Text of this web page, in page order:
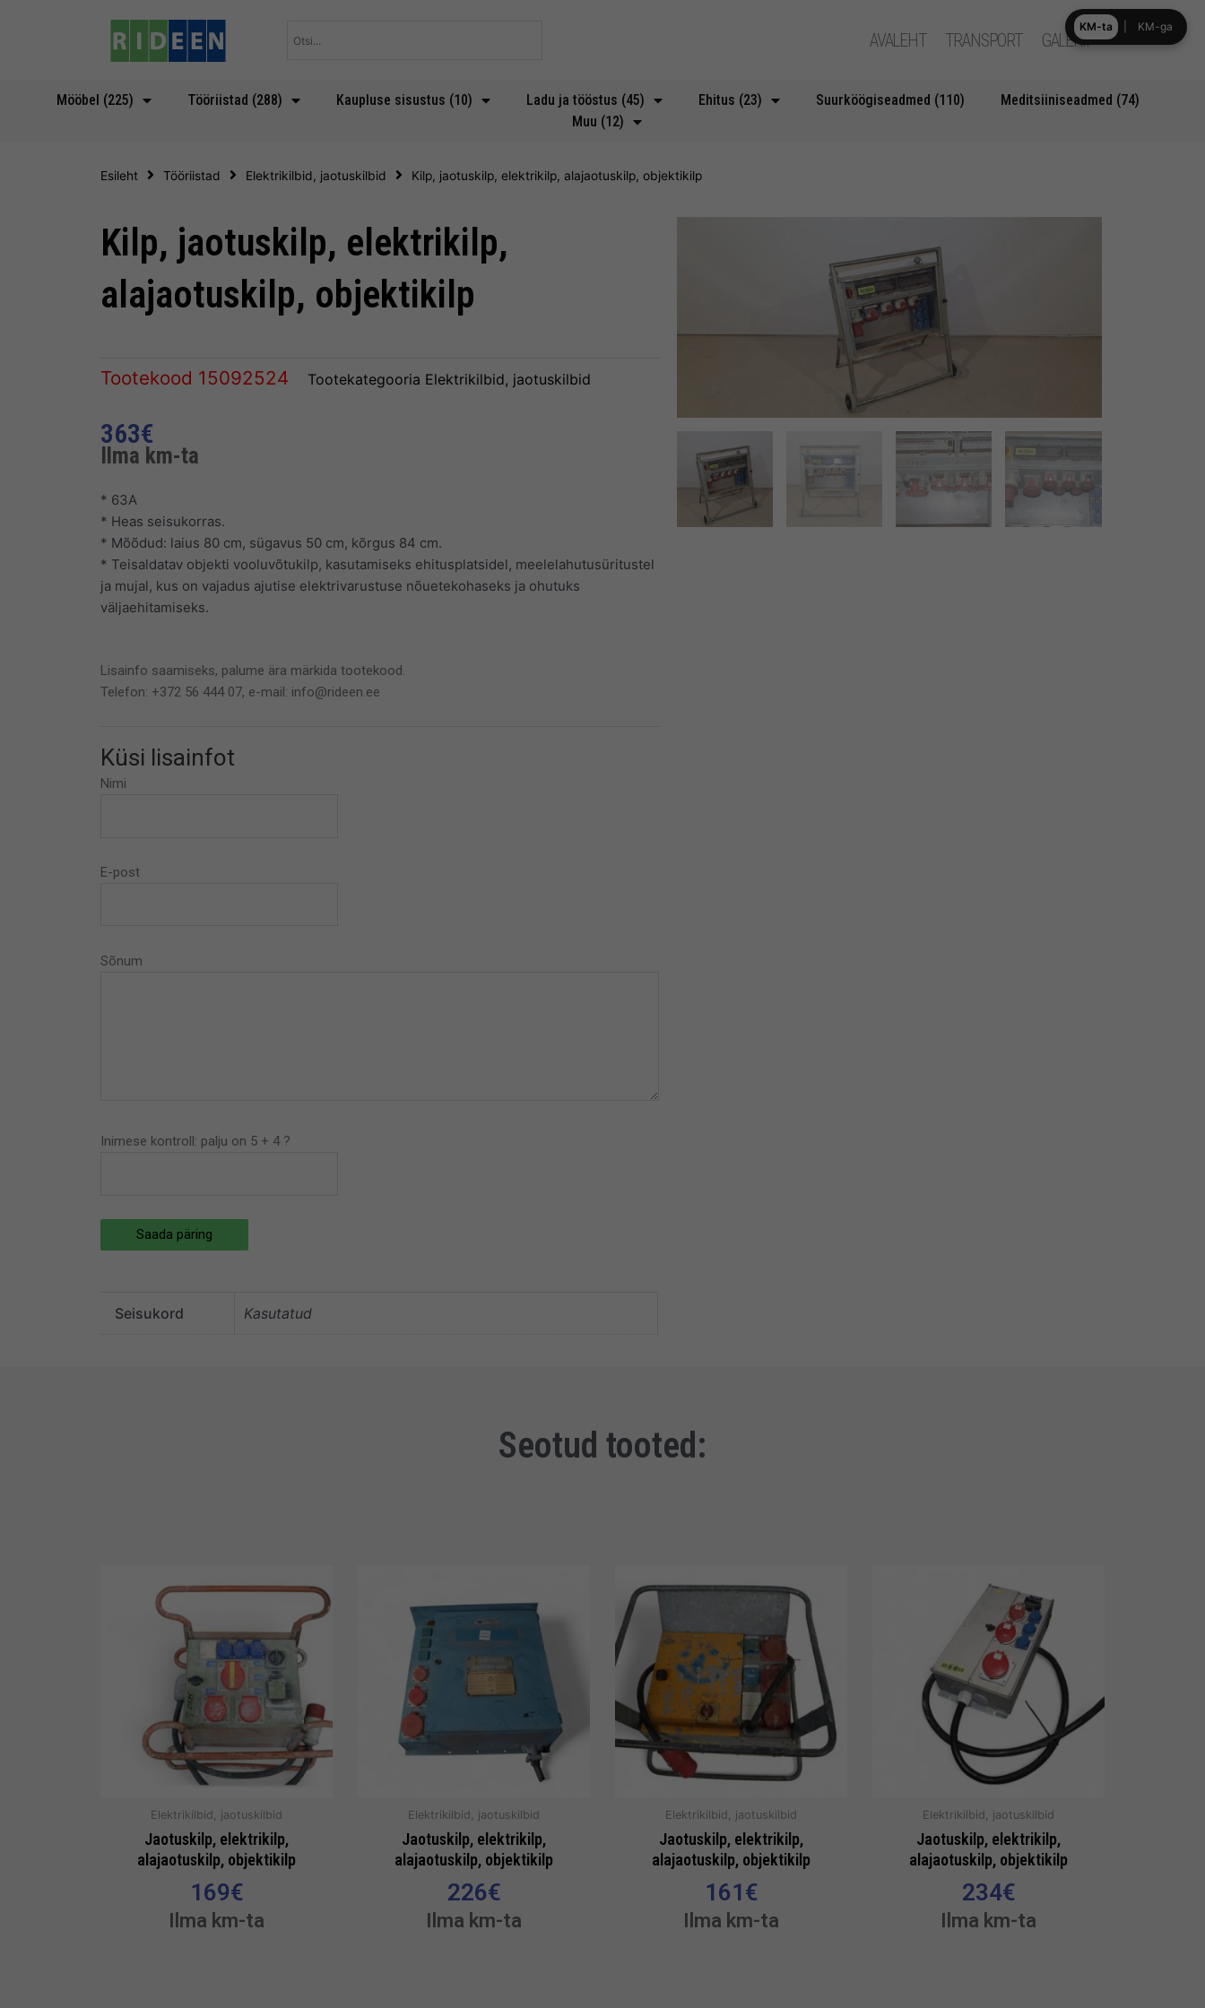
AVALEHT TRANSPORT GALERII
Mööbel (225) Tööriistad (288) Kaupluse sisustus (10) Ladu ja tööstus (45) Ehitus (23) Suurköögiseadmed (110)
Meditsiiniseadmed (74)
Muu (12)
Esileht Tööriistad Elektrikilbid, jaotuskilbid Kilp, jaotuskilp, elektrikilp, alajaotuskilp, objektikilp
Kilp, jaotuskilp, elektrikilp,
alajaotuskilp, objektikilp
Tootekood 15092524 Tootekategooria Elektrikilbid, jaotuskilbid
363€
Ilma km-ta
* 63A
* Heas seisukorras.
* Mõõdud: laius 80 cm, sügavus 50 cm, kõrgus 84 cm.
* Teisaldatav objekti vooluvõtukilp, kasutamiseks ehitusplatsidel, meelelahutusüritustel
ja mujal, kus on vajadus ajutise elektrivarustuse nõuetekohaseks ja ohutuks
väljaehitamiseks.
Lisainfo saamiseks, palume ära märkida tootekood.
Telefon: +372 56 444 07, e-mail: info@rideen.ee
Küsi lisainfot
Nimi
E-post
Sõnum
Inimese kontroll: palju on 5 + 4 ?
Saada päring
Seisukord Kasutatud
Seotud tooted:
Elektrikilbid, jaotuskilbid
Jaotuskilp, elektrikilp,
alajaotuskilp, objektikilp
169€
Ilma km-ta
Elektrikilbid, jaotuskilbid
Jaotuskilp, elektrikilp,
alajaotuskilp, objektikilp
226€
Ilma km-ta
Elektrikilbid, jaotuskilbid
Jaotuskilp, elektrikilp,
alajaotuskilp, objektikilp
161€
Ilma km-ta
Elektrikilbid, jaotuskilbid
Jaotuskilp, elektrikilp,
alajaotuskilp, objektikilp
234€
Ilma km-ta
KM-ta KM-ga